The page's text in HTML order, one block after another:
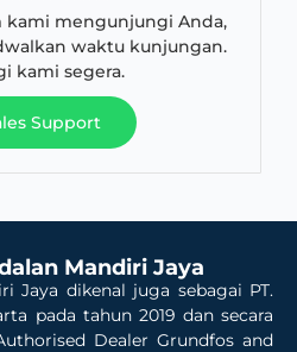
kami mengunjungi Anda,
waktu kunjungan.
kami segera.
Support
Mandiri Jaya
Jaya dikenal juga sebagai PT.
pada tahun 2019 dan secara
Dealer Grundfos and